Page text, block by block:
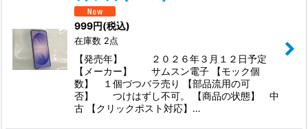
999円(税込)
在庫数 2点
【発売年】 ２０２６年３月１２日予定
【メーカー】 サムスン電子 【モック個
数】 １個づつバラ売り 【部品流用の可
否】 つけはずし不可。 【商品の状態】 中
古 【クリックポスト対応】…